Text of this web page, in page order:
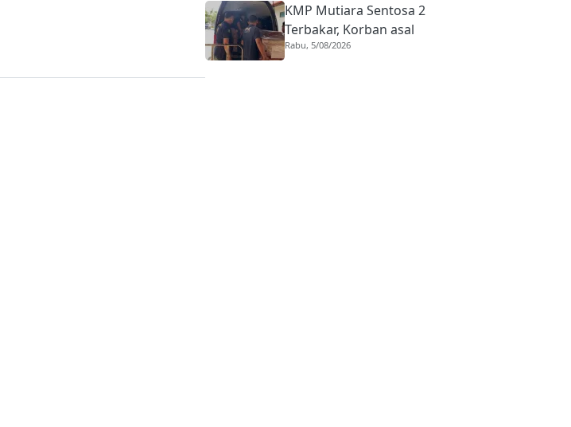
Persen
KMP Mutiara Sentosa 2
Terbakar, Korban asal
Sumbar Rino Eka Putra
Rabu, 5/08/2026